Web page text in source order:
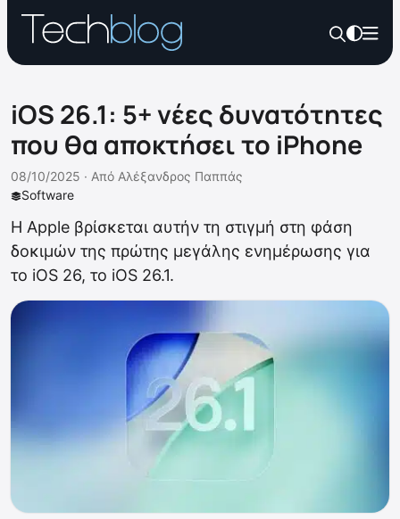
iOS 26.1: 5+ νέες δυνατότητες
που θα αποκτήσει το iPhone
Software
08/10/2025 · Από Αλέξανδρος Παππάς
Η Apple βρίσκεται αυτήν τη στιγμή στη φάση
δοκιμών της πρώτης μεγάλης ενημέρωσης για
το iOS 26, το iOS 26.1.